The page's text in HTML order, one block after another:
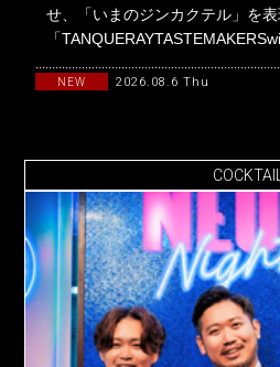
せ、「いまのジンカクテル」を
「
NEW 2026.08.6 Thu